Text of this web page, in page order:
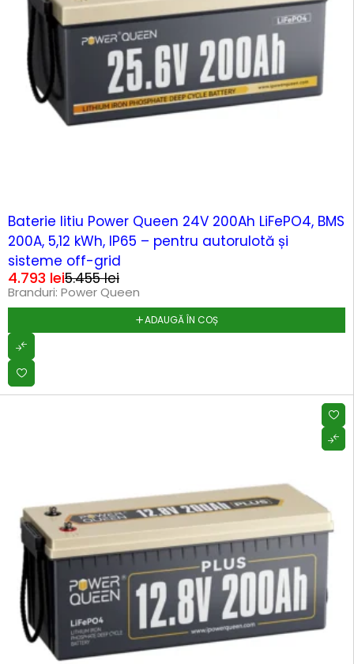
Baterie litiu Power Queen 24V 200Ah LiFePO4, BMS
200A, 5,12 kWh, IP65 – pentru autorulotă și
sisteme off-grid
5.455lei
4.793 lei
Branduri: Power Queen
ADAUGĂ ÎN COȘ